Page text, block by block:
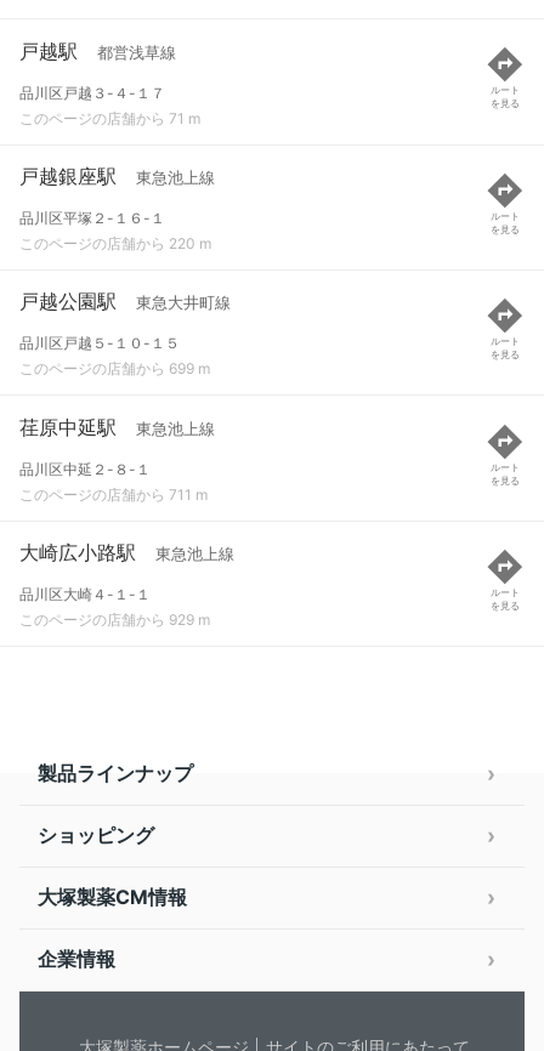
戸越駅 都営浅草線
品川区戸越３-４-１７
このページの店舗から 71 m
ルート
を見る
戸越銀座駅 東急池上線
品川区平塚２-１６-１
このページの店舗から 220 m
ルート
を見る
戸越公園駅 東急大井町線
品川区戸越５-１０-１５
このページの店舗から 699 m
ルート
を見る
荏原中延駅 東急池上線
品川区中延２-８-１
このページの店舗から 711 m
ルート
を見る
大崎広小路駅 東急池上線
品川区大崎４-１-１
このページの店舗から 929 m
ルート
を見る
製品ラインナップ
ショッピング
大塚製薬CM情報
企業情報